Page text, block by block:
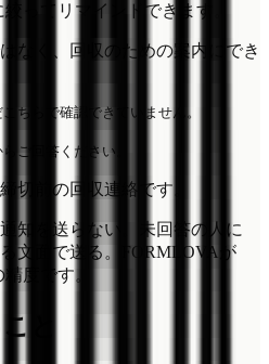
ってリマインドできます。
なく、回収のための案内にでき
ちらで確認できていません。
切前の回収連絡です。
知を送らない。未回答の人に
文面で送る。FORMLOVAが
度です。
と